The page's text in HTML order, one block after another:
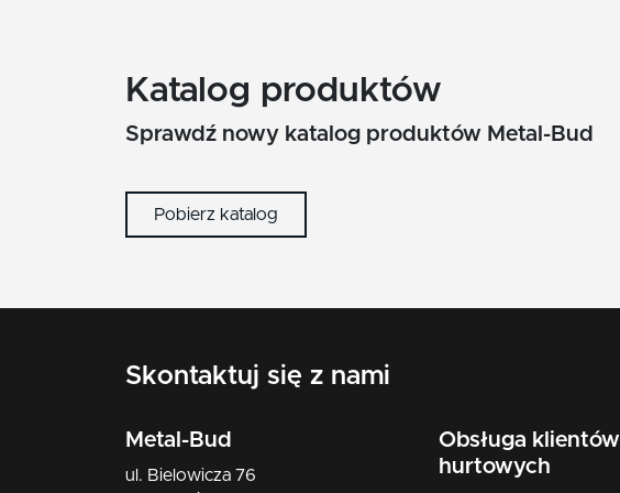
Katalog produktów
Sprawdź nowy katalog produktów Metal-Bud
Pobierz katalog
Skontaktuj się z nami
Metal-Bud
ul. Bielowicza 76
Obsługa klientów
hurtowych